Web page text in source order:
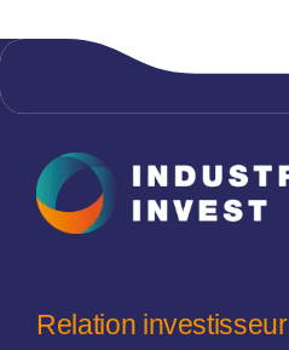
Relation investisseur